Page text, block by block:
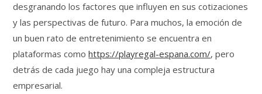
desgranando los factores que influyen en sus cotizaciones
y las perspectivas de futuro. Para muchos, la emoción de
un buen rato de entretenimiento se encuentra en
plataformas comohttps://playregal-espana.com/, pero
detrás de cada juego hay una compleja estructura
empresarial.